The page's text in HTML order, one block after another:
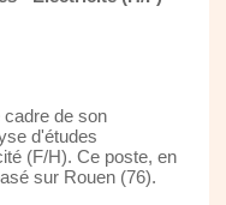
de son
d'études
(F/H). Ce poste, en
sur Rouen (76).